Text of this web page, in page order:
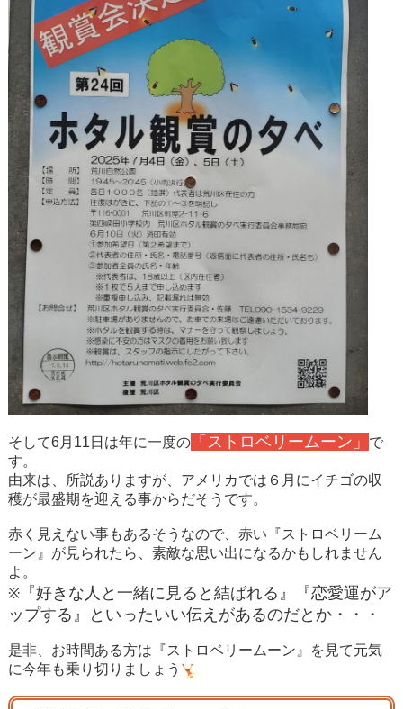
そして6月11日は年に一度の「ストロベリームーン」
で
す。
由来は、所説ありますが、アメリカでは６月にイチゴの収
穫が最盛期を迎える事からだそうです。
赤く見えない事もあるそうなので、赤い『ストロベリーム
ーン』が見られたら、素敵な思い出になるかもしれません
よ。
※『好きな人と一緒に見ると結ばれる』『恋愛運がア
ップする』といったいい伝えがあるのだとか・・・
是非、お時間ある方は『ストロベリームーン』を見て元気
に今年も乗り切りましょう